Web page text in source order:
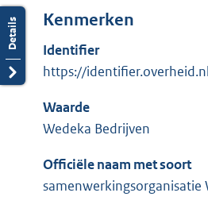
Kenmerken
Identifier
https://
Waarde
Wedeka Bedrijven
Officiële naam met soort
samenwerkingsorganisatie